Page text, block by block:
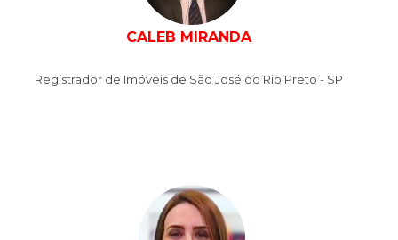
CALEB MIRANDA
Registrador de Imóveis de São José do Rio Preto - SP